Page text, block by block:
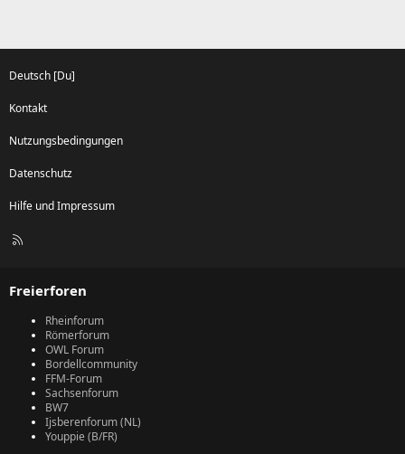
Deutsch [Du]
Kontakt
Nutzungsbedingungen
Datenschutz
Hilfe und Impressum
R
Freierforen
Rheinforum
Römerforum
OWL Forum
Bordellcommunity
FFM-Forum
Sachsenforum
BW7
Ijsberenforum (NL)
Youppie (B/FR)